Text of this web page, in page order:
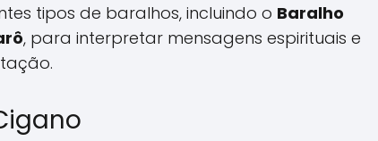
tipos de baralhos, incluindo o Baralho
, para interpretar mensagens espirituais e